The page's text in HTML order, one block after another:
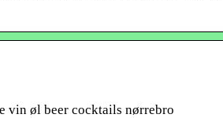
vin øl beer cocktails nørrebro